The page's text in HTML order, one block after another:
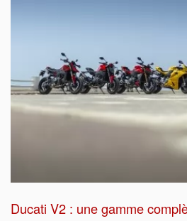
Ducati V2 : une gamme